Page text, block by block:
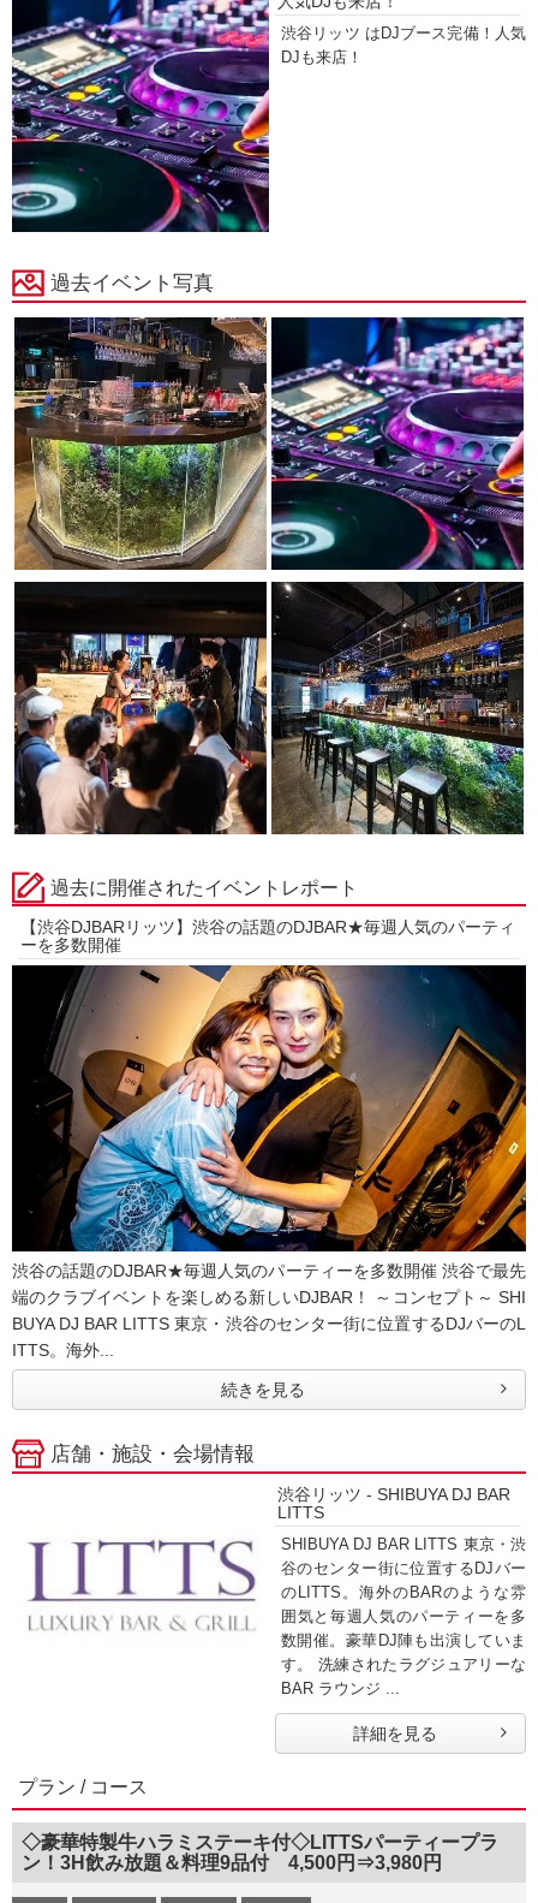
渋谷リッツ はDJブース完備！人気
DJも来店！
過去イベント写真
過去に開催されたイベントレポート
【渋谷DJBARリッツ】渋谷の話題のDJBAR★毎週人気のパーティ
ーを多数開催
渋谷の話題のDJBAR★毎週人気のパーティーを多数開催 渋谷で最先
端のクラブイベントを楽しめる新しいDJBAR！ ～コンセプト～ SHI
BUYA DJ BAR LITTS 東京・渋谷のセンター街に位置するDJバーのL
ITTS。海外...
続きを見る
店舗・施設・会場情報
渋谷リッツ - SHIBUYA DJ BAR
LITTS
SHIBUYA DJ BAR LITTS 東京・渋
谷のセンター街に位置するDJバー
のLITTS。海外のBARのような雰
囲気と毎週人気のパーティーを多
数開催。豪華DJ陣も出演していま
す。 洗練されたラグジュアリーな
BAR ラウンジ ...
詳細を見る
プラン / コース
◇豪華特製牛ハラミステーキ付◇LITTSパーティープラ
ン！3H飲み放題＆料理9品付 4,500円⇒3,980円